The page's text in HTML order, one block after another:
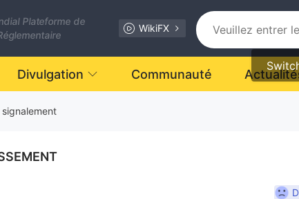
Plateforme de
WikiFX
Divulgation Communauté